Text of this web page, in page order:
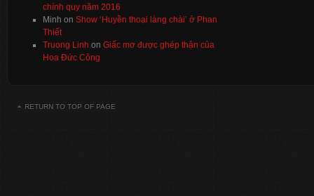
chính quy năm 2016
Minh on Show ‘Huyền thoại làng chài’ ở Phan
Thiết
Truong Linh on Giấc mơ được ghép thận của
Hoa Đức Công
RETURN TO TOP OF PAGE